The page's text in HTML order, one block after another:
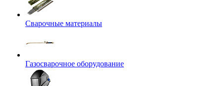
Сварочные материалы
Газосварочное оборудование